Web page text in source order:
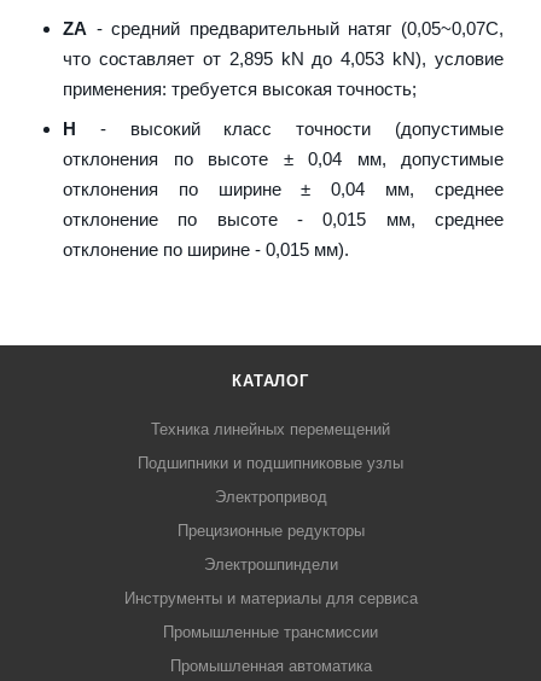
ZA - средний предварительный натяг (0,05~0,07C,
что составляет от 2,895 kN до 4,053 kN), условие
применения: требуется высокая точность;
H - высокий класс точности (допустимые
отклонения по высоте ± 0,04 мм, допустимые
отклонения по ширине ± 0,04 мм, среднее
отклонение по высоте - 0,015 мм, среднее
отклонение по ширине - 0,015 мм).
КАТАЛОГ
Техника линейных перемещений
Подшипники и подшипниковые узлы
Электропривод
Прецизионные редукторы
Электрошпиндели
Инструменты и материалы для сервиса
Промышленные трансмиссии
Промышленная автоматика